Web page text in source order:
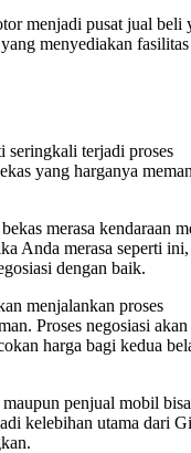
menjadi pusat jual beli
menyediakan fasilitas
seringkali terjadi proses
yang harganya
merasa kendaraan
Anda merasa seperti ini,
dengan baik.
menjalankan proses
Proses negosiasi akan
harga bagi kedua
penjual mobil bisa
kelebihan utama dari